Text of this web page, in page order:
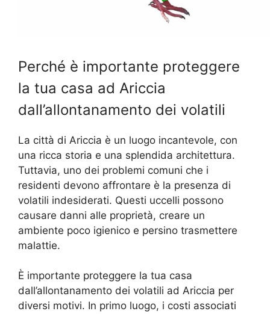
Perché è importante proteggere
la tua casa ad Ariccia
dall’allontanamento dei volatili
La città di Ariccia è un luogo incantevole, con
una ricca storia e una splendida architettura.
Tuttavia, uno dei problemi comuni che i
residenti devono affrontare è la presenza di
volatili indesiderati. Questi uccelli possono
causare danni alle proprietà, creare un
ambiente poco igienico e persino trasmettere
malattie.
È importante proteggere la tua casa
dall’allontanamento dei volatili ad Ariccia per
diversi motivi. In primo luogo, i costi associati